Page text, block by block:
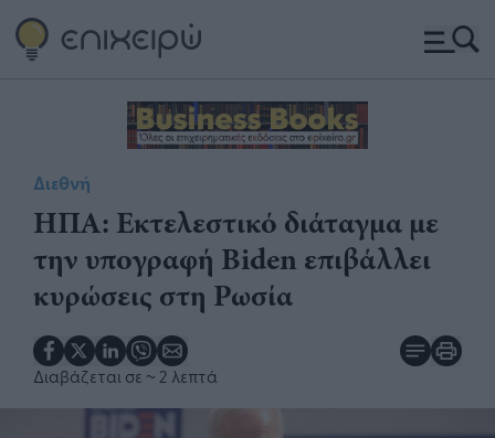
Διεθνή
ΗΠΑ: Εκτελεστικό διάταγμα με
την υπογραφή Biden επιβάλλει
κυρώσεις στη Ρωσία
Διαβάζεται σε ~ 2 λεπτά